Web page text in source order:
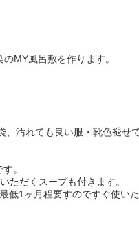
MY風呂敷を作ります。
汚れても良い服・靴色褪せて
。
ただくスープも付きます。
1ヶ月程要すのですぐ使いた